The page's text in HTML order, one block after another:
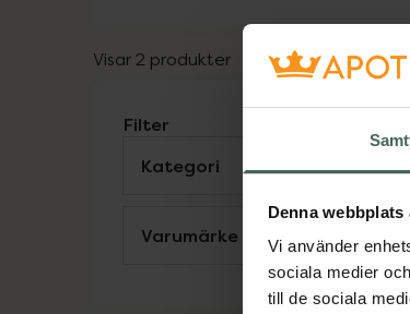
Denna
Vi använder
sociala medier
till de sociala
Visar 2 produkter
Filter
Kategori
Visa
Varumärke Visa